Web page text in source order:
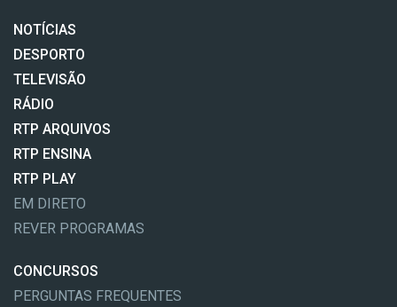
NOTÍCIAS
DESPORTO
TELEVISÃO
RÁDIO
RTP ARQUIVOS
RTP ENSINA
RTP PLAY
EM DIRETO
REVER PROGRAMAS
CONCURSOS
PERGUNTAS FREQUENTES